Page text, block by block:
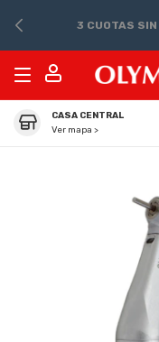
3 CUOTAS
CASA CENTRAL
Ver mapa >